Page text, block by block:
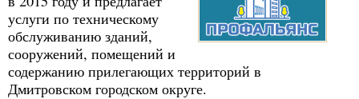
услуги по техническому
обслуживанию зданий,
сооружений, помещений и
содержанию прилегающих территорий в
Дмитровском городском округе.